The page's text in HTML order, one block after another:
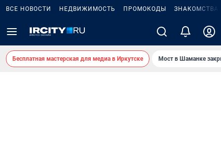
ВСЕ НОВОСТИ НЕДВИЖИМОСТЬ ПРОМОКОДЫ ЗНАКОМСТВА
Бесплатная мастерская для медиа в Иркутске Мост в Шаманке